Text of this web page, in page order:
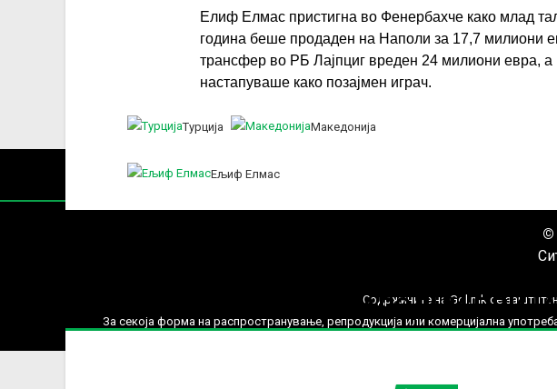
Елиф Елмас пристигна во Фенербахче како млад
година беше продаден на Наполи за 17,7 милиони
трансфер во РБ Лајпциг вреден 24 милиони евра, а
настапуваше како позајмен играч.
Турција Македонија
Ељиф Елмас
МЕЃУНАРОДНИ
©
Содржините на Gol.mk се
За секоја форма на распространување, репродукција или комерцијална